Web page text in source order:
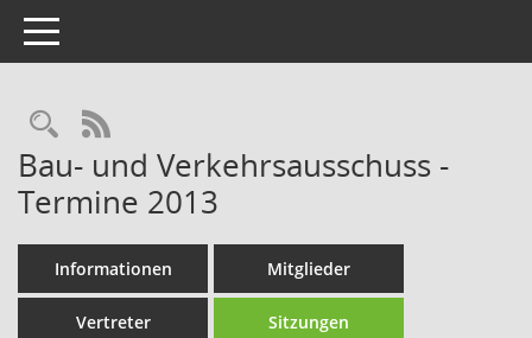
Toggle navigation
Rechercheauswahl
RSS-Feed
Bau- und Verkehrsausschuss -
Termine 2013
Informationen Mitglieder
Vertreter Sitzungen